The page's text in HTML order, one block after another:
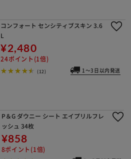
コンフォート センシティブスキン 3.6
L
¥2,480
24ポイント(1倍)
(12) 1～3日以内発送
P＆G ダウニー シート エイプリルフレ
ッシュ 34枚
¥858
8ポイント(1倍)